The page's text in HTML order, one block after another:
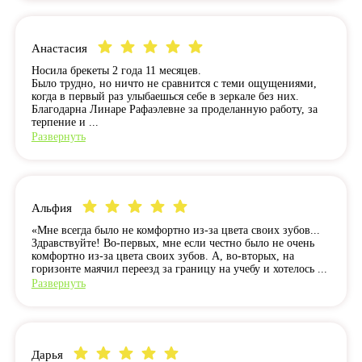
Анастасия
Носила брекеты 2 года 11 месяцев.
Было трудно, но ничто не сравнится с теми ощущениями,
когда в первый раз улыбаешься себе в зеркале без них.
Благодарна Линаре Рафаэлевне за проделанную работу, за
терпение и ...
Развернуть
Альфия
«Мне всегда было не комфортно из-за цвета своих зубов...
Здравствуйте! Во-первых, мне если честно было не очень
комфортно из-за цвета своих зубов. А, во-вторых, на
горизонте маячил переезд за границу на учебу и хотелось ...
Развернуть
Дарья